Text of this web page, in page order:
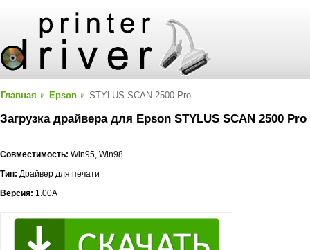
Главная Epson STYLUS SCAN 2500 Pro
Загрузка драйвера для Epson STYLUS SCAN 2500 Pro
Совместимость: Win95, Win98
Тип: Драйвер для печати
Версия: 1.00A